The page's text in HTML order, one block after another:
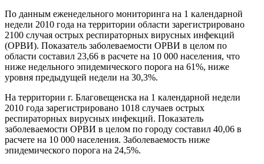
По данным еженедельного мониторинга на 1 календарной
недели 2010 года на территории области зарегистрировано
2100 случая острых респираторных вирусных инфекций
(ОРВИ). Показатель заболеваемости ОРВИ в целом по
области составил 23,66 в расчете на 10 000 населения, что
ниже недельного эпидемического порога на 61%, ниже
уровня предыдущей недели на 30,3%.
На территории г. Благовещенска на 1 календарной недели
2010 года зарегистрировано 1018 случаев острых
респираторных вирусных инфекций. Показатель
заболеваемости ОРВИ в целом по городу составил 40,06 в
расчете на 10 000 населения. Заболеваемость ниже
эпидемического порога на 24,5%.